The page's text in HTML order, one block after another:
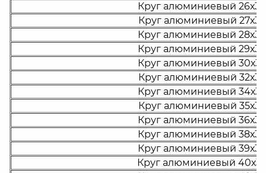
Круг алюминиевый
Круг алюминиевый
Круг алюминиевый
Круг алюминиевый
Круг алюминиевый
Круг алюминиевый
Круг алюминиевый
Круг алюминиевый
Круг алюминиевый
Круг алюминиевый
Круг алюминиевый
Круг алюминиевый